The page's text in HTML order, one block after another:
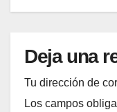
Deja una
Tu dirección de
Los campos